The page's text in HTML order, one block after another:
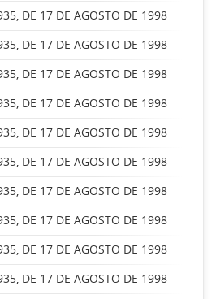
DE 17 DE AGOSTO DE 1998
DE 17 DE AGOSTO DE 1998
DE 17 DE AGOSTO DE 1998
DE 17 DE AGOSTO DE 1998
DE 17 DE AGOSTO DE 1998
DE 17 DE AGOSTO DE 1998
DE 17 DE AGOSTO DE 1998
DE 17 DE AGOSTO DE 1998
DE 17 DE AGOSTO DE 1998
DE 17 DE AGOSTO DE 1998